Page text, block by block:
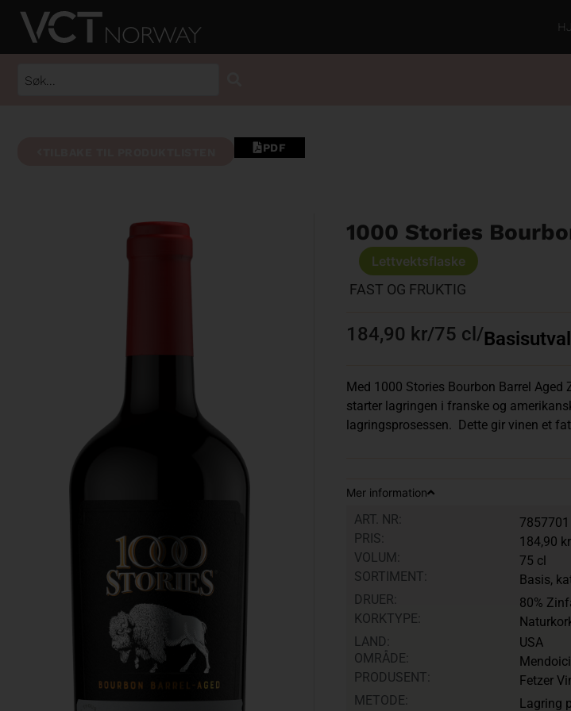
PDF
1000 Stories
Lettvektsflaske
FAST OG FRUKTIG
184,90 kr/75 cl /
Med 1000 Stories Bourbon Barrel Aged
starter lagringen i franske og
lagringsprosessen. Dette gir vinen et
Mer information
ART. NR:
7857701
PRIS:
184,90 kr
VOLUM:
75 cl
SORTIMENT:
Basis,
DRUER:
80%
KORKTYPE:
LAND:
USA
OMRÅDE:
PRODUSENT:
Fetzer
METODE:
Lagring